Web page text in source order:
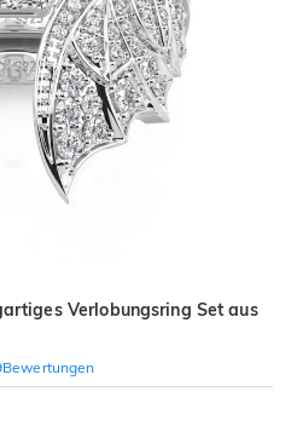
Verlobungsring Set aus
Bewertungen